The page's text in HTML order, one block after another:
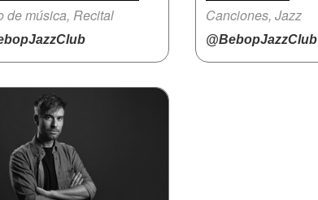
de música, Recital Canciones, Jazz
@BebopJazzClub